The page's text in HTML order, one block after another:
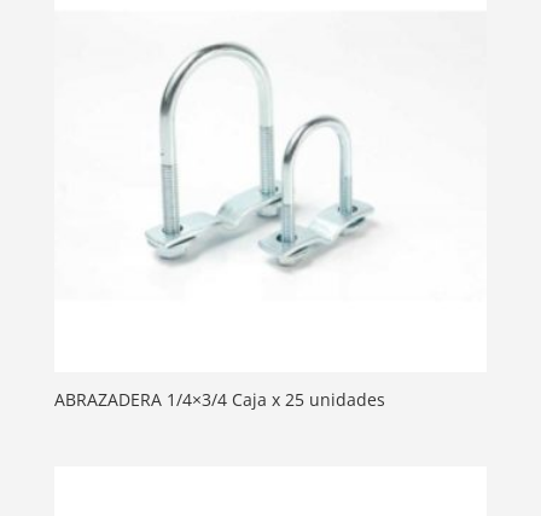
ABRAZADERA 1/4×3/4 Caja x 25 unidades